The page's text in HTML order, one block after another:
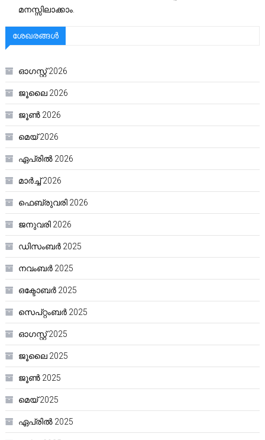
മനസ്സിലാക്കാം.
ശേഖരങ്ങൾ
ഓഗസ്റ്റ്‌ 2026
ജൂലൈ 2026
ജൂൺ 2026
മെയ്‌ 2026
ഏപ്രിൽ 2026
മാർച്ച്‌ 2026
ഫെബ്രുവരി 2026
ജനുവരി 2026
ഡിസംബർ 2025
നവംബർ 2025
ഒക്ടോബർ 2025
സെപ്റ്റംബർ 2025
ഓഗസ്റ്റ്‌ 2025
ജൂലൈ 2025
ജൂൺ 2025
മെയ്‌ 2025
ഏപ്രിൽ 2025